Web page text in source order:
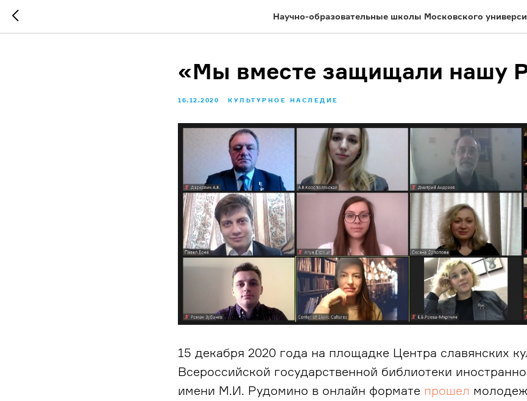
Научно-образовательные школы Московского
«Мы вместе защищали нашу
16.12.2020 КУЛЬТУРНОЕ НАСЛЕДИЕ
15 декабря 2020 года на площадке Центра славянских
Всероссийской государственной библиотеки
имени М.И. Рудомино в онлайн формате прошел